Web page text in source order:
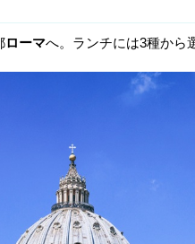
ローマへ。ランチには3種から